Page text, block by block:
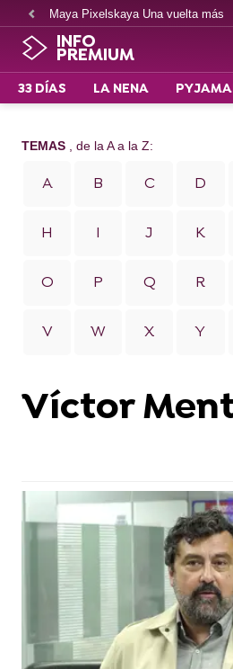
Maya Pixelskaya Una vuelta más
INFO
PREMIUM
33 DÍAS LA NENA
TEMAS , de la A a la Z:
A B C D
H I J K
O P Q R
V W X Y
Víctor